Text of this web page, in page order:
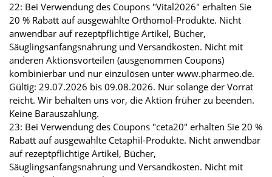
22: Bei Verwendung des Coupons "Vital2026" erhalten Sie
20 % Rabatt auf ausgewählte Orthomol-Produkte. Nicht
anwendbar auf rezeptpflichtige Artikel, Bücher,
Säuglingsanfangsnahrung und Versandkosten. Nicht mit
anderen Aktionsvorteilen (ausgenommen Coupons)
kombinierbar und nur einzulösen unter www.pharmeo.de.
Gültig: 29.07.2026 bis 09.08.2026. Nur solange der Vorrat
reicht. Wir behalten uns vor, die Aktion früher zu beenden.
Keine Barauszahlung.
23: Bei Verwendung des Coupons "ceta20" erhalten Sie 20 %
Rabatt auf ausgewählte Cetaphil-Produkte. Nicht anwendbar
auf rezeptpflichtige Artikel, Bücher,
Säuglingsanfangsnahrung und Versandkosten. Nicht mit